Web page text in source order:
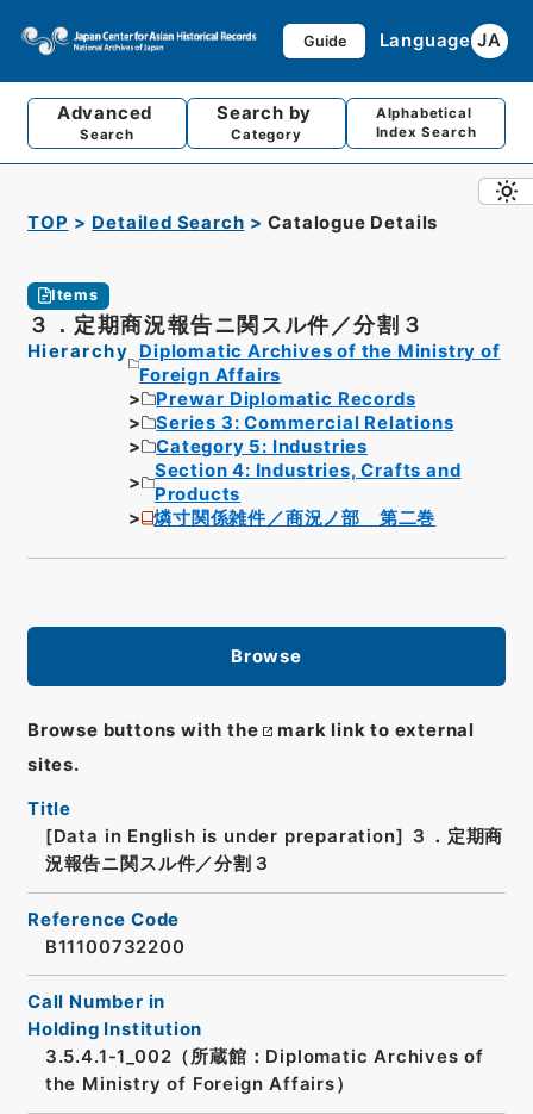
Guide Language JA
Advanced
Search
Search by
Category
Alphabetical
Index Search
TOP Detailed Search Catalogue Details
Items
３．定期商況報告ニ関スル件／分割３
Hierarchy
Diplomatic Archives of the Ministry of
Foreign Affairs
Prewar Diplomatic Records
Series 3: Commercial Relations
Category 5: Industries
Section 4: Industries, Crafts and
Products
燐寸関係雑件／商況ノ部 第二巻
Browse
Browse buttons with the
mark link to external
sites.
Title
[Data in English is under preparation]
３．定期商
況報告ニ関スル件／分割３
Reference Code
B11100732200
Call Number in
Holding Institution
3.5.4.1-1_002（所蔵館：Diplomatic Archives of
the Ministry of Foreign Affairs）